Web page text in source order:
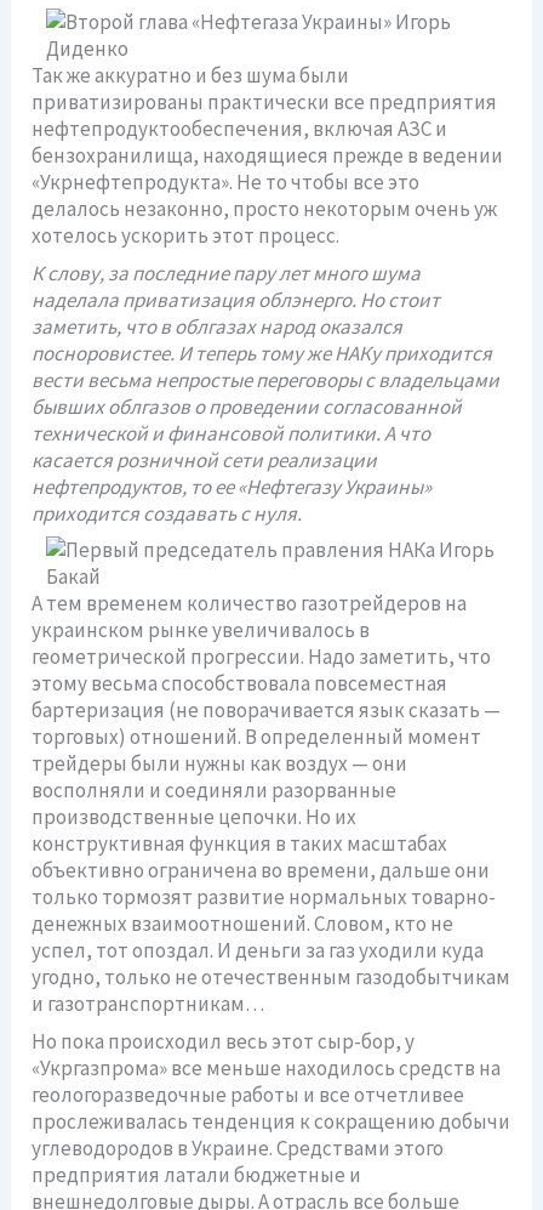
Так же аккуратно и без шума были
приватизированы практически все предприятия
нефтепродуктообеспечения, включая АЗС и
бензохранилища, находящиеся прежде в ведении
«Укрнефтепродукта». Не то чтобы все это
делалось незаконно, просто некоторым очень уж
хотелось ускорить этот процесс.
К слову, за последние пару лет много шума
наделала приватизация облэнерго. Но стоит
заметить, что в облгазах народ оказался
посноровистее. И теперь тому же НАКу приходится
вести весьма непростые переговоры с владельцами
бывших облгазов о проведении согласованной
технической и финансовой политики. А что
касается розничной сети реализации
нефтепродуктов, то ее «Нефтегазу Украины»
приходится создавать с нуля.
А тем временем количество газотрейдеров на
украинском рынке увеличивалось в
геометрической прогрессии. Надо заметить, что
этому весьма способствовала повсеместная
бартеризация (не поворачивается язык сказать —
торговых) отношений. В определенный момент
трейдеры были нужны как воздух — они
восполняли и соединяли разорванные
производственные цепочки. Но их
конструктивная функция в таких масштабах
объективно ограничена во времени, дальше они
только тормозят развитие нормальных товарно-
денежных взаимоотношений. Словом, кто не
успел, тот опоздал. И деньги за газ уходили куда
угодно, только не отечественным газодобытчикам
и газотранспортникам…
Но пока происходил весь этот сыр-бор, у
«Укргазпрома» все меньше находилось средств на
геологоразведочные работы и все отчетливее
прослеживалась тенденция к сокращению добычи
углеводородов в Украине. Средствами этого
предприятия латали бюджетные и
внешнедолговые дыры. А отрасль все больше